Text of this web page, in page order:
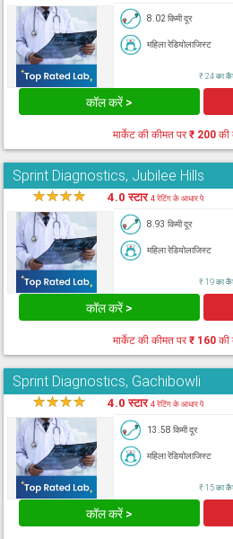
8.02 किमी दूर
महिला रेडियोलाजिस्ट
₹ 24 का
कॉल करें >
मार्केट की कीमत पर₹ 200की
Sprint Diagnostics, Jubilee Hills
★★★★ 4.0 स्टार4 रेटिंग के आधार पे
8.93 किमी दूर
महिला रेडियोलाजिस्ट
₹ 19 का
कॉल करें >
मार्केट की कीमत पर₹ 160की
Sprint Diagnostics, Gachibowli
★★★★ 4.0 स्टार4 रेटिंग के आधार पे
13.58 किमी दूर
महिला रेडियोलाजिस्ट
₹ 15 का
कॉल करें >